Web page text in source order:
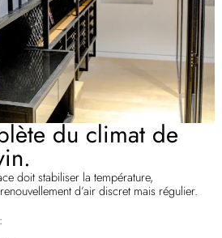
du climat de
doit stabiliser la température,
d’air discret mais régulier.